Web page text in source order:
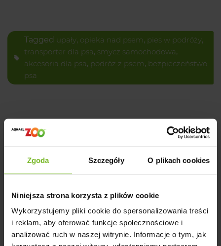
Zgoda Szczegóły O plikach cookies
Niniejsza strona korzysta z plików cookie
Wykorzystujemy pliki cookie do spersonalizowania treści
i reklam, aby oferować funkcje społecznościowe i
analizować ruch w naszej witrynie. Informacje o tym, jak
Tagged upały, opieka nad psem, pies w podróży,
transporter dla psa, smycz samochodowa,
akcesoria dla psa, podróż z psem, bezpieczeństwo
psa